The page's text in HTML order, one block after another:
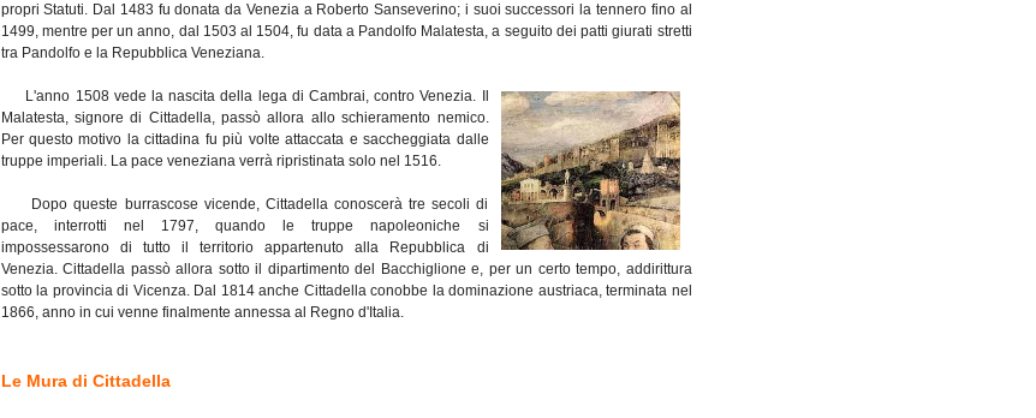
propri Statuti. Dal 1483 fu donata da Venezia a Roberto Sanseverino; i suoi successori la tennero fino al
1499, mentre per un anno, dal 1503 al 1504, fu data a Pandolfo Malatesta, a seguito dei patti giurati stretti
tra Pandolfo e la Repubblica Veneziana.
L'anno 1508 vede la nascita della lega di Cambrai, contro Venezia. Il
Malatesta, signore di Cittadella, passò allora allo schieramento nemico.
Per questo motivo la cittadina fu più volte attaccata e saccheggiata dalle
truppe imperiali. La pace veneziana verrà ripristinata solo nel 1516.
Dopo queste burrascose vicende, Cittadella conoscerà tre secoli di
pace, interrotti nel 1797, quando le truppe napoleoniche si
impossessarono di tutto il territorio appartenuto alla Repubblica di
Venezia. Cittadella passò allora sotto il dipartimento del Bacchiglione e, per un certo tempo, addirittura
sotto la provincia di Vicenza. Dal 1814 anche Cittadella conobbe la dominazione austriaca, terminata nel
1866, anno in cui venne finalmente annessa al Regno d'Italia.
Le Mura di Cittadella